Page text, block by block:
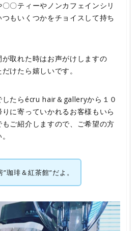
〇ティーやノンカフェインシリ
もいくつかをチョイスして持ち
取れた時はお声がけしますの
けたら嬉しいです。
したらécru hair＆galleryから１０
に寄っていかれるお客様もいら
ご紹介しますので、ご希望の方
珈琲＆紅茶館”だよ。